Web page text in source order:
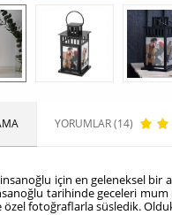
YORUMLAR (14)
için en geleneksel bir
tarihinde geceleri
özel fotoğraflarla süsledik.